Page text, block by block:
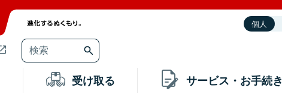
個人
受け取る サービス・お手続き